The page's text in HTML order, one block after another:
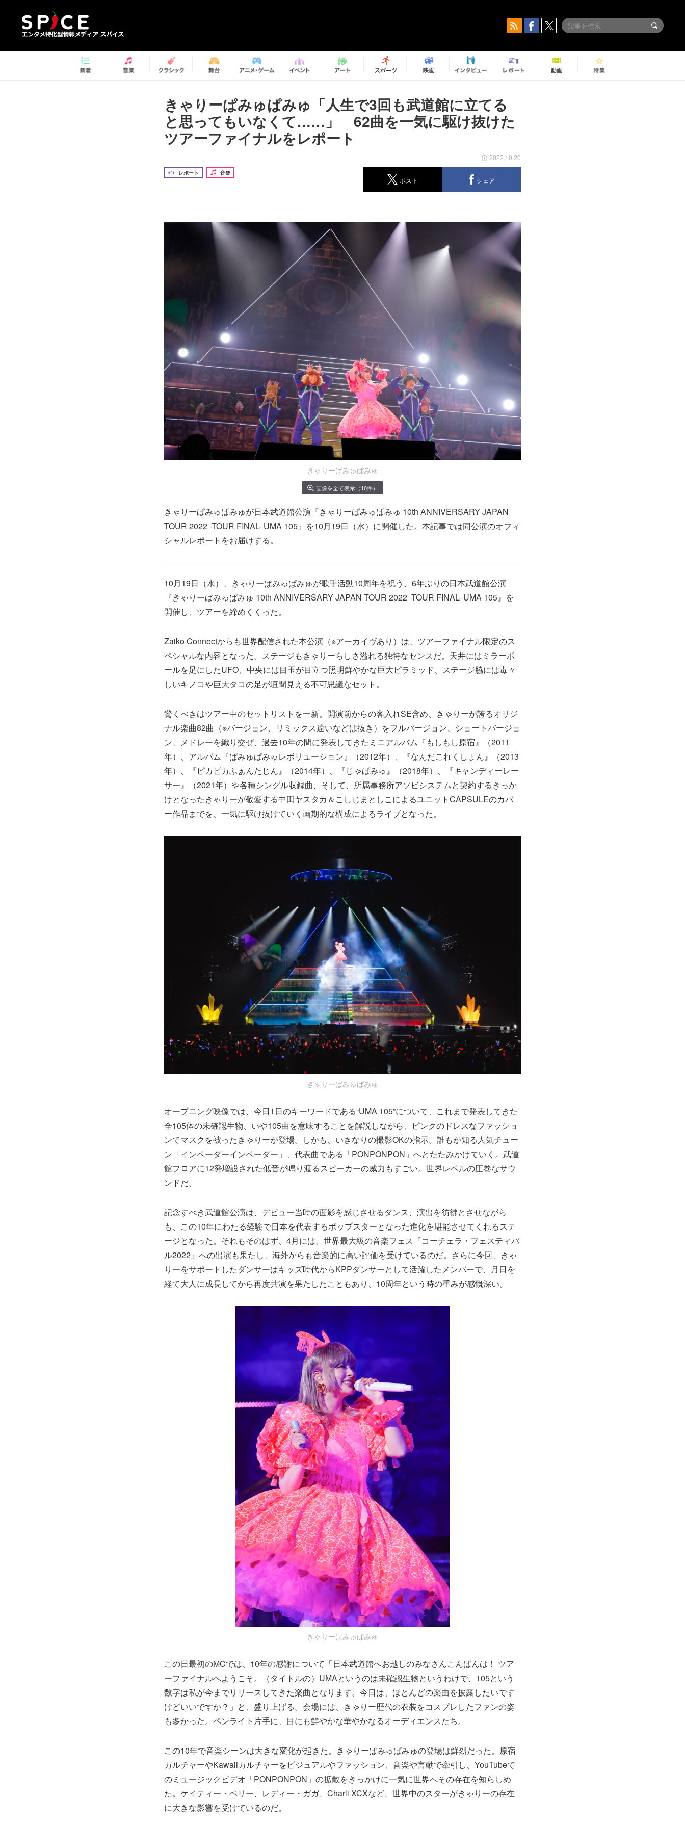
きゃりーぱみゅぱみゅ「人生で3回も武道館に立てる
と思ってもいなくて……」 62曲を一気に駆け抜けた
ツアーファイナルをレポート
レポート 音楽
2022.10.20
ポスト シェア
きゃりーぱみゅぱみゅ
画像を全て表示（10件）
きゃりーぱみゅぱみゅが日本武道館公演『きゃりーぱみゅぱみゅ 10th ANNIVERSARY JAPAN
TOUR 2022 -TOUR FINAL- UMA 105』を10月19日（水）に開催した。本記事では同公演のオフィ
シャルレポートをお届けする。
10月19日（水）、きゃりーぱみゅぱみゅが歌手活動10周年を祝う、6年ぶりの日本武道館公演
『きゃりーぱみゅぱみゅ 10th ANNIVERSARY JAPAN TOUR 2022 -TOUR FINAL- UMA 105』を
開催し、ツアーを締めくくった。
Zaiko Connectからも世界配信された本公演（※アーカイヴあり）は、ツアーファイナル限定のス
ペシャルな内容となった。ステージもきゃりーらしさ溢れる独特なセンスだ。天井にはミラーボ
ールを足にしたUFO、中央には目玉が目立つ照明鮮やかな巨大ピラミッド、ステージ脇には毒々
しいキノコや巨大タコの足が垣間見える不可思議なセット。
驚くべきはツアー中のセットリストを一新。開演前からの客入れSE含め、きゃりーが誇るオリジ
ナル楽曲82曲（※バージョン、リミックス違いなどは抜き）をフルバージョン、ショートバージョ
ン、メドレーを織り交ぜ、過去10年の間に発表してきたミニアルバム『もしもし原宿』（2011
年）、アルバム『ぱみゅぱみゅレボリューション』（2012年）、『なんだこれくしょん』（2013
年）、『ピカピカふぁんたじん』（2014年）、『じゃぱみゅ』（2018年）、『キャンディーレー
サー』（2021年）や各種シングル収録曲、そして、所属事務所アソビシステムと契約するきっか
けとなったきゃりーが敬愛する中田ヤスタカ＆こしじまとしこによるユニットCAPSULEのカバ
ー作品までを、一気に駆け抜けていく画期的な構成によるライブとなった。
きゃりーぱみゅぱみゅ
オープニング映像では、今日1日のキーワードである“UMA 105”について、これまで発表してきた
全105体の未確認生物、いや105曲を意味することを解説しながら、ピンクのドレスなファッショ
ンでマスクを被ったきゃりーが登場。しかも、いきなりの撮影OKの指示。誰もが知る人気チュー
ン「インベーダーインベーダー」、代表曲である「PONPONPON」へとたたみかけていく。武道
館フロアに12発増設された低音が鳴り渡るスピーカーの威力もすごい。世界レベルの圧巻なサウ
ンドだ。
記念すべき武道館公演は、デビュー当時の面影を感じさせるダンス、演出を彷彿とさせながら
も、この10年にわたる経験で日本を代表するポップスターとなった進化を堪能させてくれるステ
ージとなった。それもそのはず、4月には、世界最大級の音楽フェス『コーチェラ・フェスティバ
ル2022』への出演も果たし、海外からも音楽的に高い評価を受けているのだ。さらに今回、きゃ
りーをサポートしたダンサーはキッズ時代からKPPダンサーとして活躍したメンバーで、月日を
経て大人に成長してから再度共演を果たしたこともあり、10周年という時の重みが感慨深い。
きゃりーぱみゅぱみゅ
この日最初のMCでは、10年の感謝について「日本武道館へお越しのみなさんこんばんは！ ツア
ーファイナルへようこそ。（タイトルの）UMAというのは未確認生物というわけで、105という
数字は私が今までリリースしてきた楽曲となります。今日は、ほとんどの楽曲を披露したいです
けどいいですか？」と、盛り上げる。会場には、きゃりー歴代の衣装をコスプレしたファンの姿
も多かった。ペンライト片手に、目にも鮮やかな華やかなるオーディエンスたち。
この10年で音楽シーンは大きな変化が起きた。きゃりーぱみゅぱみゅの登場は鮮烈だった。原宿
カルチャーやKawaiiカルチャーをビジュアルやファッション、音楽や言動で牽引し、YouTubeで
のミュージックビデオ「PONPONPON」の拡散をきっかけに一気に世界へその存在を知らしめ
た。ケイティー・ペリー、レディー・ガガ、Charli XCXなど、世界中のスターがきゃりーの存在
に大きな影響を受けているのだ。